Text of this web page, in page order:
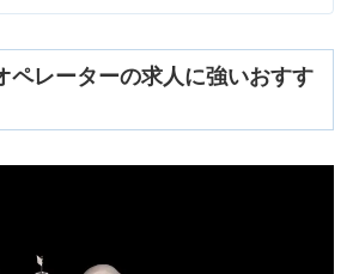
ペレーターの求人に強いおすす